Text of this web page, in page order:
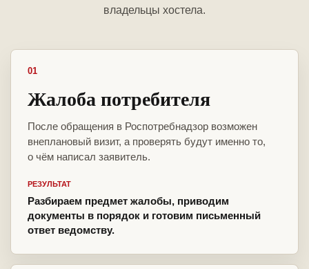
владельцы хостела.
01
Жалоба потребителя
После обращения в Роспотребнадзор возможен
внеплановый визит, а проверять будут именно то,
о чём написал заявитель.
РЕЗУЛЬТАТ
Разбираем предмет жалобы, приводим
документы в порядок и готовим письменный
ответ ведомству.